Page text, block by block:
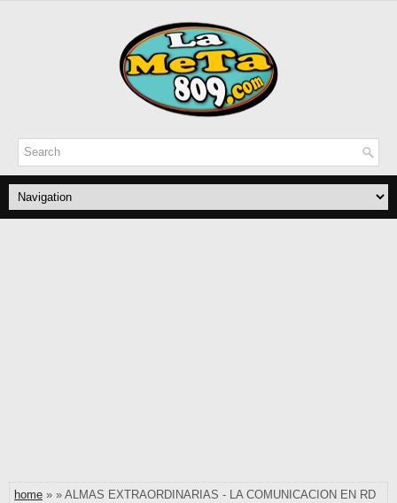
home » » ALMAS EXTRAORDINARIAS - LA COMUNICACION EN RD